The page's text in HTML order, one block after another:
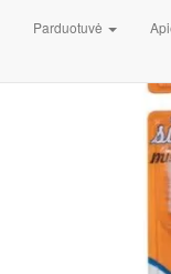
Parduotuvė